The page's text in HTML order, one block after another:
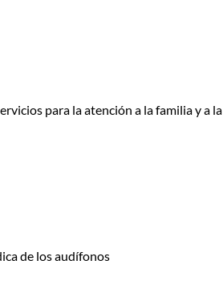
para la atención a la familia y a la
de los audífonos